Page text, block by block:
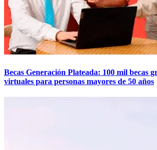
Becas Generación Plateada: 100 mil becas
virtuales para personas mayores de 50 años